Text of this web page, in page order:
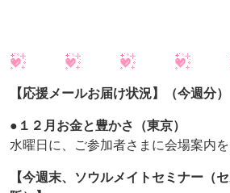
【応援メールお届け状況】（今週分）
●１２月お金と豊かさ（東京）
水曜日に、ご参加者さまに会場案内
【今週末、ソウルメイトセミナー